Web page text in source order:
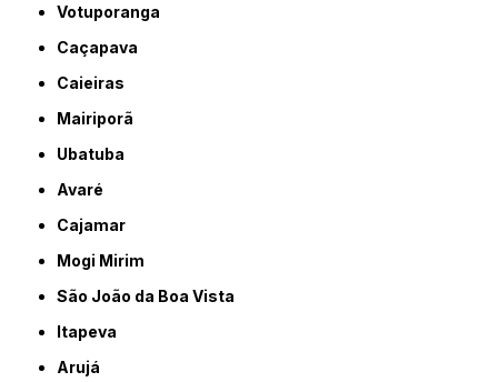
Votuporanga
Caçapava
Caieiras
Mairiporã
Ubatuba
Avaré
Cajamar
Mogi Mirim
São João da Boa Vista
Itapeva
Arujá